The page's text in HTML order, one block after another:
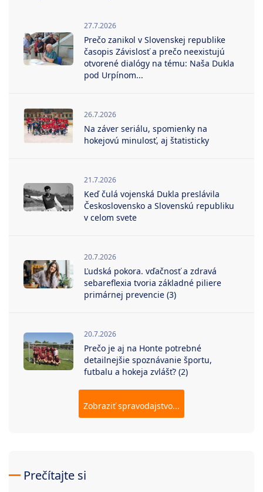
27.7.2026
Prečo zanikol v Slovenskej republike
časopis Závislosť a prečo neexistujú
otvorené dialógy na tému: Naša Dukla
pod Urpínom...
26.7.2026
Na záver seriálu, spomienky na
hokejovú minulosť, aj štatisticky
21.7.2026
Keď čulá vojenská Dukla preslávila
Československo a Slovenskú republiku
v celom svete
20.7.2026
Ľudská pokora. vďačnosť a zdravá
sebareflexia tvoria základné piliere
primárnej prevencie (3)
20.7.2026
Prečo je aj na Honte potrebné
detailnejšie spoznávanie športu,
futbalu a hokeja zvlášť? (2)
Zobraziť spravodajstvo...
Prečítajte si